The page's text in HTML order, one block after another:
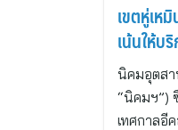
เขตหู่เห
เน้นให้บ
นิคมอุตสา
“นิคมฯ”)
เทศกาลอี